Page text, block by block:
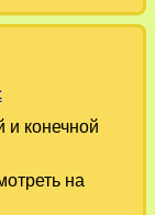
и конечной
на